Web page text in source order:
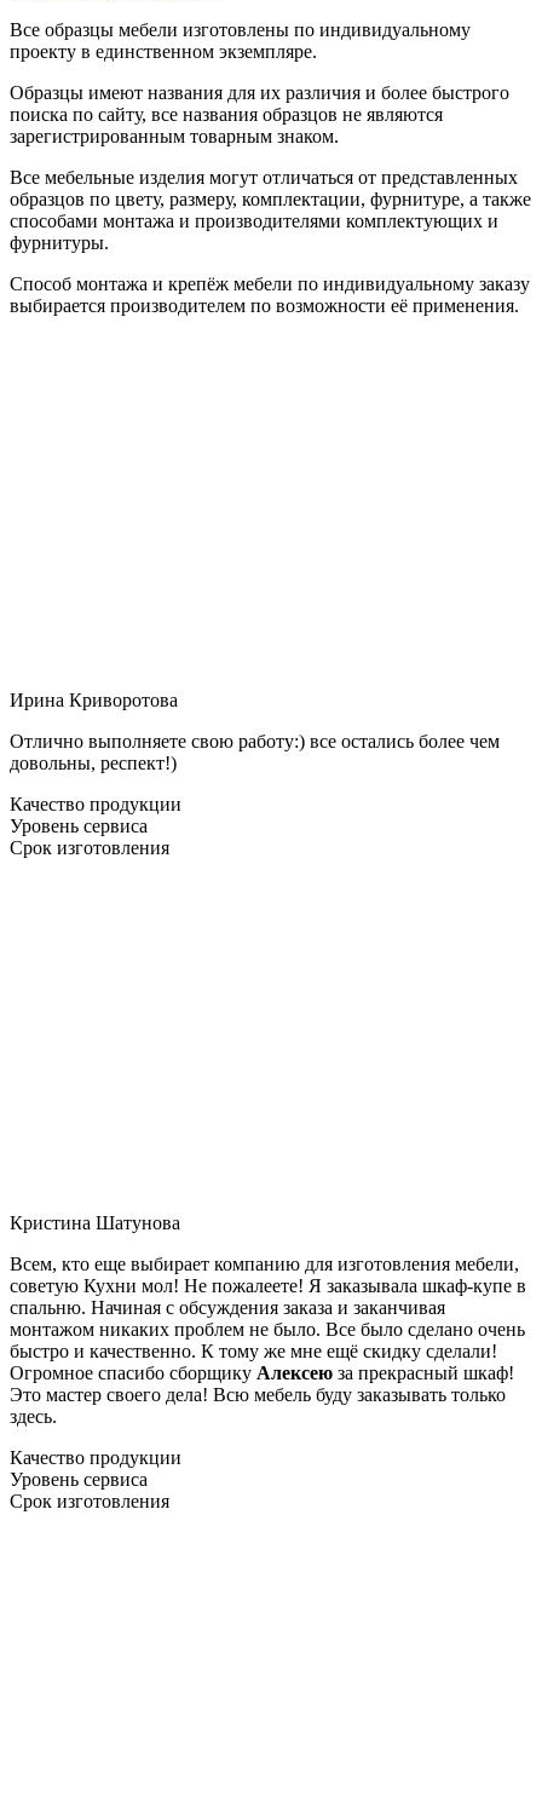
Все образцы мебели изготовлены по индивидуальному
проекту в единственном экземпляре.
Образцы имеют названия для их различия и более быстрого
поиска по сайту, все названия образцов не являются
зарегистрированным товарным знаком.
Все мебельные изделия могут отличаться от представленных
образцов по цвету, размеру, комплектации, фурнитуре, а также
способами монтажа и производителями комплектующих и
фурнитуры.
Способ монтажа и крепёж мебели по индивидуальному заказу
выбирается производителем по возможности её применения.
Ирина Криворотова
Отлично выполняете свою работу:) все остались более чем
довольны, респект!)
Качество продукции
Уровень сервиса
Срок изготовления
Кристина Шатунова
Всем, кто еще выбирает компанию для изготовления мебели,
советую Кухни мол! Не пожалеете! Я заказывала шкаф-купе в
спальню. Начиная с обсуждения заказа и заканчивая
монтажом никаких проблем не было. Все было сделано очень
быстро и качественно. К тому же мне ещё скидку сделали!
Огромное спасибо сборщику Алексею за прекрасный шкаф!
Это мастер своего дела! Всю мебель буду заказывать только
здесь.
Качество продукции
Уровень сервиса
Срок изготовления